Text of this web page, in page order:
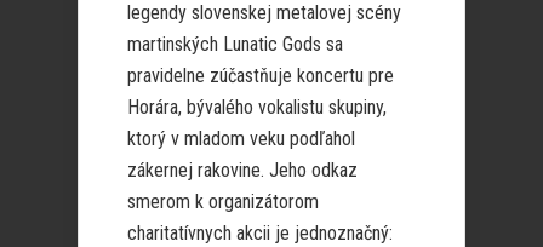
legendy slovenskej metalovej scény
martinských Lunatic Gods sa
pravidelne zúčastňuje koncertu pre
Horára, bývalého vokalistu skupiny,
ktorý v mladom veku podľahol
zákernej rakovine. Jeho odkaz
smerom k organizátorom
charitatívnych akcii je jednoznačný: